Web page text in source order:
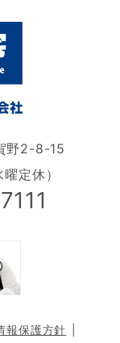
野2-8-15
定休）
報保護方針